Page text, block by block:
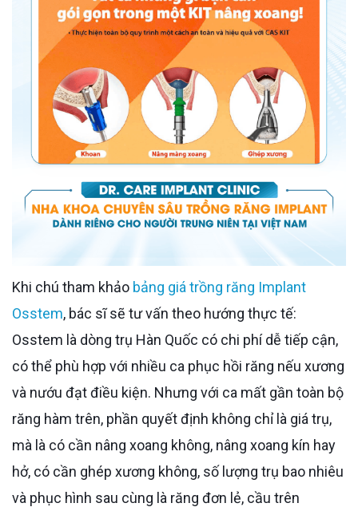
Khi chú tham khảo bảng giá trồng răng Implant
Osstem, bác sĩ sẽ tư vấn theo hướng thực tế:
Osstem là dòng trụ Hàn Quốc có chi phí dễ tiếp cận,
có thể phù hợp với nhiều ca phục hồi răng nếu xương
và nướu đạt điều kiện. Nhưng với ca mất gần toàn bộ
răng hàm trên, phần quyết định không chỉ là giá trụ,
mà là có cần nâng xoang không, nâng xoang kín hay
hở, có cần ghép xương không, số lượng trụ bao nhiêu
và phục hình sau cùng là răng đơn lẻ, cầu trên